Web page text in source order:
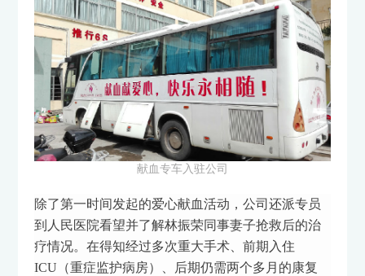
献血专车入驻公司
除了第一时间发起的爱心献血活动，公司还派专员
到人民医院看望并了解林振荣同事妻子抢救后的治
疗情况。在得知经过多次重大手术、前期入住
ICU（重症监护病房）、后期仍需两个多月的康复